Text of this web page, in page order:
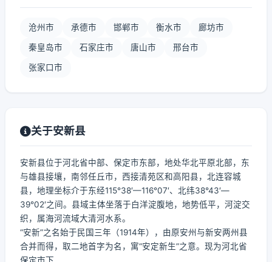
沧州市 承德市 邯郸市 衡水市 廊坊市
秦皇岛市 石家庄市 唐山市 邢台市
张家口市
关于安新县
安新县位于河北省中部、保定市东部，地处华北平原北部，东
与雄县接壤，南邻任丘市，西接清苑区和高阳县，北连容城
县，地理坐标介于东经115°38′—116°07′、北纬38°43′—
39°02′之间。县域主体坐落于白洋淀腹地，地势低平，河淀交
织，属海河流域大清河水系。
“安新”之名始于民国三年（1914年），由原安州与新安两州县
合并而得，取二地首字为名，寓“安定新生”之意。现为河北省